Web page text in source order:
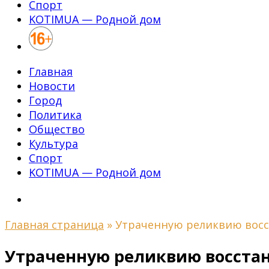
Спорт
KOTIMUA — Родной дом
Главная
Новости
Город
Политика
Общество
Культура
Спорт
KOTIMUA — Родной дом
Главная страница » Утраченную реликвию
Утраченную реликвию